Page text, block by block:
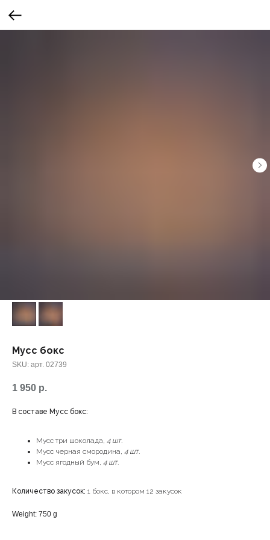
Мусс бокс
SKU: арт. 02739
1 950 р.
В составе Мусс бокс:
Мусс три шоколада, 4 шт.
Мусс черная смородина, 4 шт.
Мусс ягодный бум, 4 шт.
Количество закусок: 1 бокс, в котором 12 закусок
Weight: 750 g